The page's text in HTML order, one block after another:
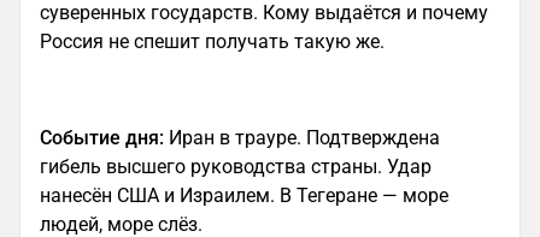
суверенных государств. Кому выдаётся и почему
Россия не спешит получать такую же.
Событие дня: Иран в трауре. Подтверждена
гибель высшего руководства страны. Удар
нанесён США и Израилем. В Тегеране — море
людей, море слёз.